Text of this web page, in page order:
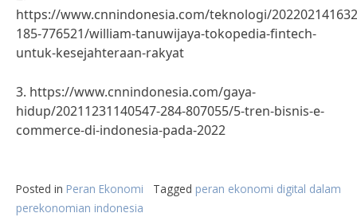
https://www.cnnindonesia.com/teknologi/
185-776521/william-tanuwijaya-tokopedia-fintech-
untuk-kesejahteraan-rakyat
3. https://www.cnnindonesia.com/gaya-
hidup/20211231140547-284-807055/5-tren-bisnis-e-
commerce-di-indonesia-pada-2022
Posted in Peran Ekonomi Tagged peran ekonomi digital dalam
perekonomian indonesia